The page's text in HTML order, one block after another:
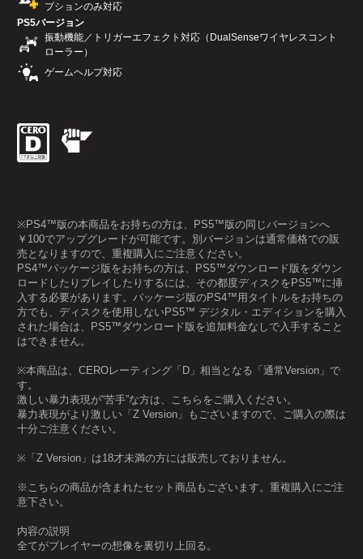
プションのみ対応
PS5バージョン
振動機能／トリガーエフェクト対応（DualSenseワイヤレスコント
ローラー）
ゲームヘルプ対応
※PS4™版の本商品をお持ちの方は、PS5™版の同じバージョンへ
￥100でアップグレードが可能です。別バージョンは通常価格での販
売となりますので、重複購入にご注意ください。
PS4™パッケージ版をお持ちの方は、PS5™ダウンロード版をダウン
ロードしたりプレイしたりするには、その都度ディスクをPS5™に挿
入する必要があります。パッケージ版のPS4™用タイトルをお持ちの
方でも、ディスクを使用しないPS5™ デジタル・エディションを購入
された場合は、PS5™ダウンロード版を追加料金なしで入手すること
はできません。
※本商品は、CEROレーティング「D」相当となる「通常Version」で
す。
激しい暴力表現が“苦手”な方は、こちらをご購入ください。
暴力表現がより激しい「Z Version」もございますので、ご購入の際は
十分ご注意ください。
※「Z Version」は18才未満の方には販売しておりません。
※こちらの商品が含まれたセット商品もございます。重複購入にご注
意下さい。
内容の説明
全てがプレイヤーの想像を裏切り上回る。